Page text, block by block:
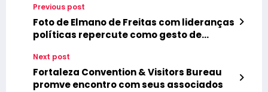
Previous post
Foto de Elmano de Freitas com lideranças
políticas repercute como gesto de
Next post
Fortaleza Convention & Visitors Bureau
promve encontro com seus associados